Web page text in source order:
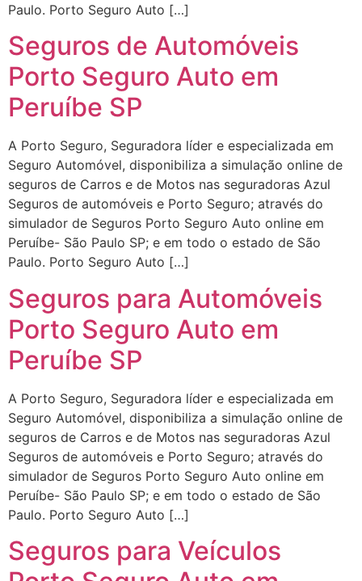
Paulo. Porto Seguro Auto […]
Seguros de Automóveis
Porto Seguro Auto em
Peruíbe SP
A Porto Seguro, Seguradora líder e especializada em
Seguro Automóvel, disponibiliza a simulação online de
seguros de Carros e de Motos nas seguradoras Azul
Seguros de automóveis e Porto Seguro; através do
simulador de Seguros Porto Seguro Auto online em
Peruíbe- São Paulo SP; e em todo o estado de São
Paulo. Porto Seguro Auto […]
Seguros para Automóveis
Porto Seguro Auto em
Peruíbe SP
A Porto Seguro, Seguradora líder e especializada em
Seguro Automóvel, disponibiliza a simulação online de
seguros de Carros e de Motos nas seguradoras Azul
Seguros de automóveis e Porto Seguro; através do
simulador de Seguros Porto Seguro Auto online em
Peruíbe- São Paulo SP; e em todo o estado de São
Paulo. Porto Seguro Auto […]
Seguros para Veículos